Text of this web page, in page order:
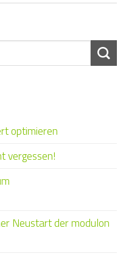
optimieren
vergessen!
Neustart der modulon